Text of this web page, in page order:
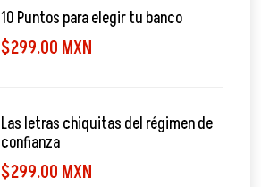
10 Puntos para elegir tu banco
$299.00 MXN
Las letras chiquitas del régimen de
confianza
$299.00 MXN